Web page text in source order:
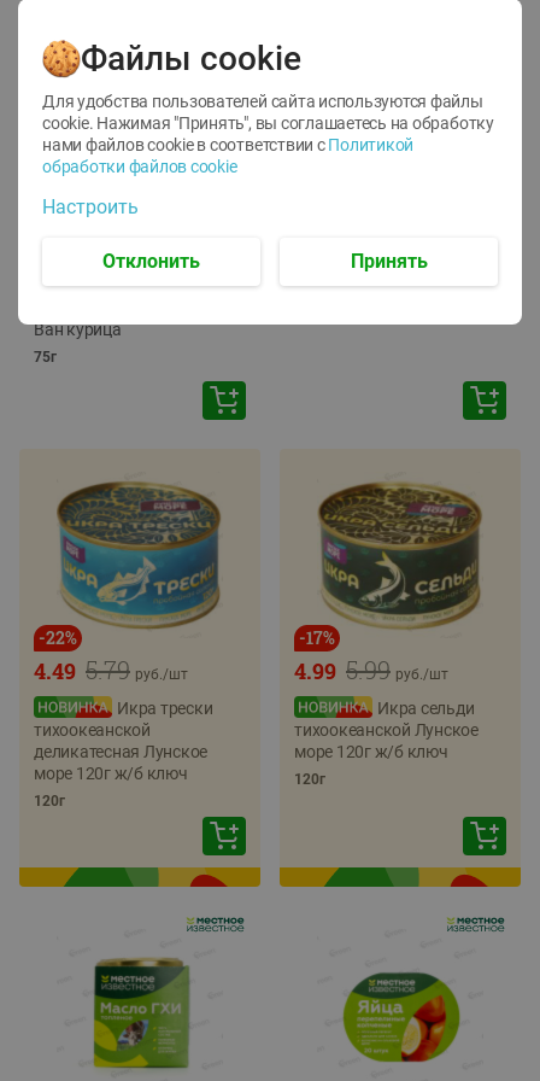
12
1.05 руб./
руб./шт
Корм влаж. для кош. с
Ван курица
75г
ТОФУ Vegetus ТВЕРДЫЙ
-22%
5.79
4.49 руб./шт
Икра трески
тихоокеанской
деликатесная Лунское
море 120г ж/б ключ
120г
-17%
5.99
4.99 руб./шт
Икра сельди
тихоокеанской Лунское
море 120г ж/б ключ
120г
Файлы cookie
Для удобства пользователей сайта используются файлы
cookie. Нажимая "Принять", вы соглашаетесь на обработку
нами файлов cookie в соответствии с Политикой
обработки файлов cookie
Настроить
Отклонить Принять